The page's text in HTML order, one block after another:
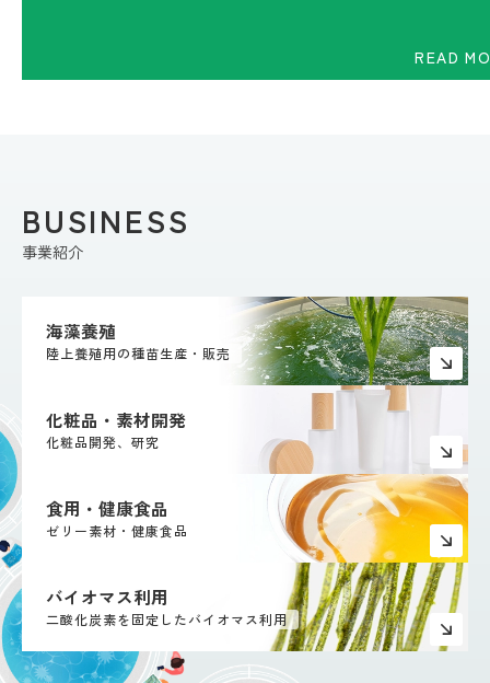
READ
事業紹介
海藻養殖
陸上養殖用の種苗生産・販売
化粧品・素材開発
化粧品開発、研究
食用・健康食品
ゼリー素材・健康食品
バイオマス利用
二酸化炭素を固定したバイオマス利用